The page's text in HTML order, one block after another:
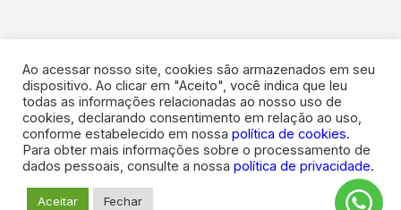
Engarrafador Moderno nas Redes:
. Todos os direitos reservados.
Ao acessar nosso site, cookies são armazenados em seu
dispositivo. Ao clicar em "Aceito", você indica que leu
todas as informações relacionadas ao nosso uso de
cookies, declarando consentimento em relação ao uso,
conforme estabelecido em nossa política de cookies.
Para obter mais informações sobre o processamento de
dados pessoais, consulte a nossa política de privacidade.
Aceitar Fechar